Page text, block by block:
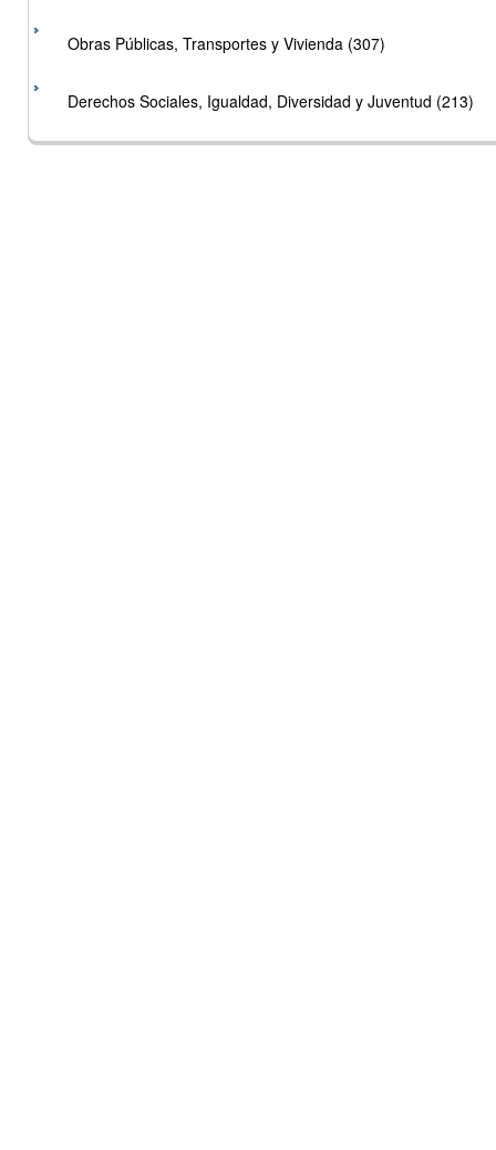
Obras Públicas, Transportes y Vivienda (307)
Derechos Sociales, Igualdad, Diversidad y Juventud (213)